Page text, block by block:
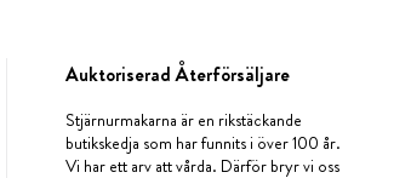
Auktoriserad Återförsäljare
Stjärnurmakarna är en rikstäckande
butikskedja som har funnits i över 100 år.
Vi har ett arv att vårda. Därför bryr vi oss